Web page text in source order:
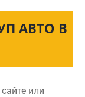
АВТО В
или